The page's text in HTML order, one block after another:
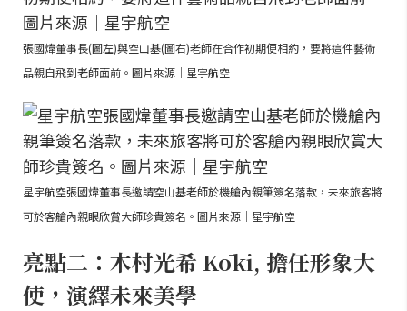
張國煒董事長(圖左)與空山基(圖右)老師在合作初期便相約，要將這件藝術
品親自飛到老師面前。圖片來源｜星宇航空
星宇航空張國煒董事長邀請空山基老師於機艙內親筆簽名落款，未來旅客將
可於客艙內親眼欣賞大師珍貴簽名。圖片來源｜星宇航空
亮點二：木村光希 Kōki, 擔任形象大
使，演繹未來美學